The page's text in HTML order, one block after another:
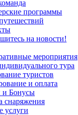
программы
на новости!
мероприятия
тура
туристов
и оплата
и Бонусы
снаряжения
услуги